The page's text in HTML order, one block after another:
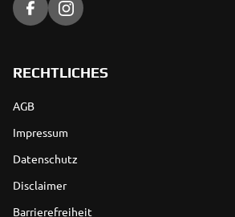
RECHTLICHES
AGB
Impressum
Datenschutz
Disclaimer
Barrierefreiheit